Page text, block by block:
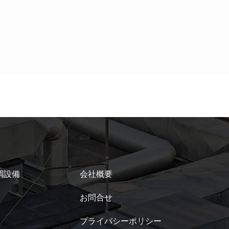
設備 会社概要
お問合せ
プライバシーポリシー